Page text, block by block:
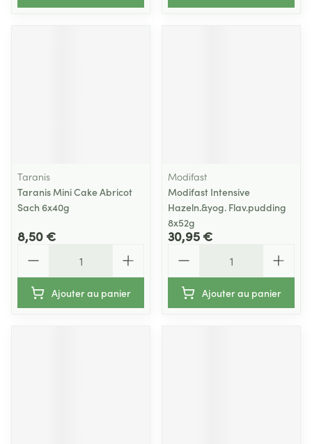
Taranis
Taranis Mini Cake Abricot
Sach 6x40g
8,50 €
Ajouter au panier
Modifast
Modifast Intensive
Hazeln.&yog. Flav.pudding
8x52g
30,95 €
Ajouter au panier